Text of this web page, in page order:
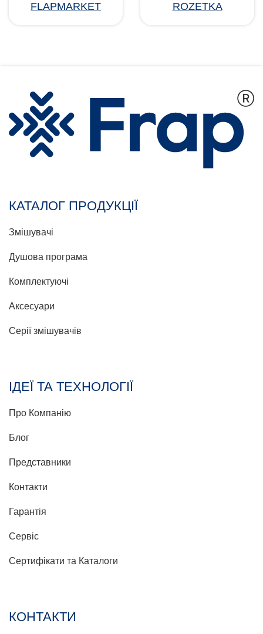
FLAPMARKET ROZETKA
КАТАЛОГ ПРОДУКЦІЇ
Змішувачі
Душова програма
Комплектуючі
Аксесуари
Серії змішувачів
ІДЕЇ ТА ТЕХНОЛОГІЇ
Про Компанію
Блог
Представники
Контакти
Гарантія
Сервіс
Сертифікати та Каталоги
КОНТАКТИ